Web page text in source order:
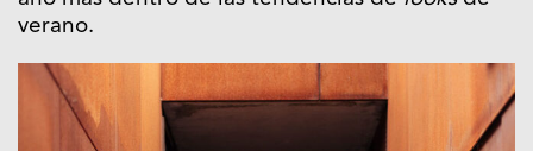
verano.